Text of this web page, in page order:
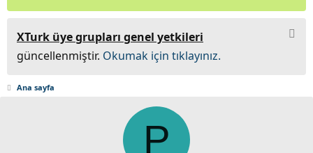
XTurk üye grupları genel yetkileri
güncellenmiştir. Okumak için tıklayınız.
Ana sayfa
P